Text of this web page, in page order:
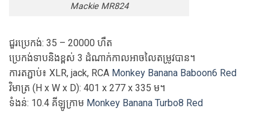
Mackie MR824
ជួរប្រេកង់: 35 – 20000 ហឺត
ប្រេកង់ទាបនិងខ្ពស់ 3 ដំណាក់កាលអាចលៃតម្រូវបាន។
ការតភ្ជាប់៖ XLR, jack, RCA Monkey Banana Baboon6 Red
វិមាត្រ (H x W x D): 401 x 277 x 335 ម។
ទំងន់: 10.4 គីឡូក្រាម Monkey Banana Turbo8 Red